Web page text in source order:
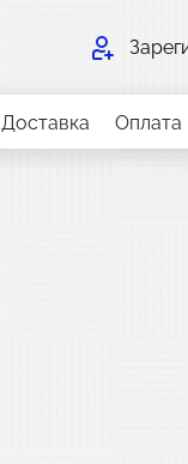
Доставка Оплата